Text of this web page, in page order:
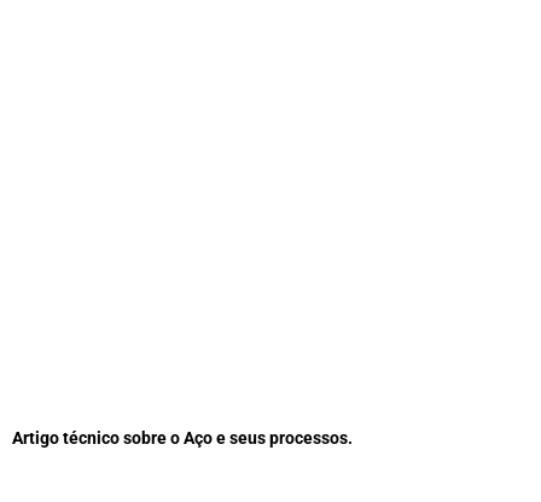
Artigo técnico sobre o Aço e seus processos.